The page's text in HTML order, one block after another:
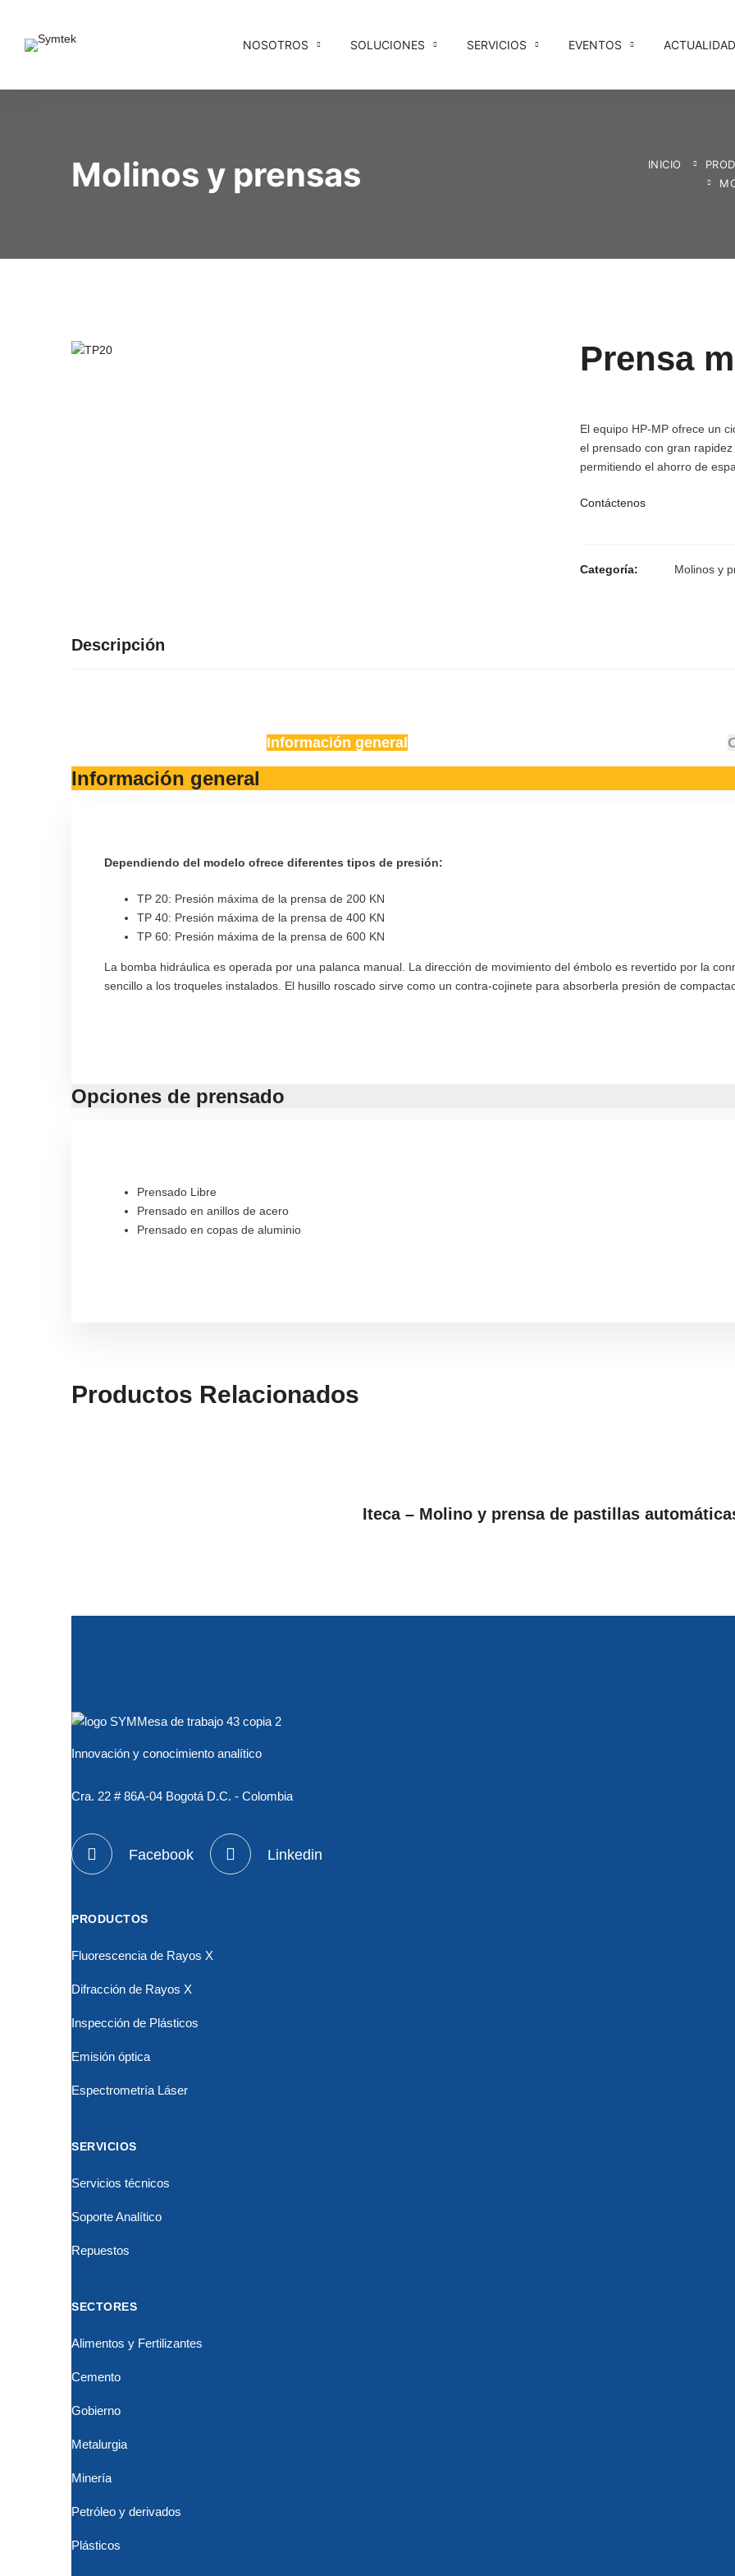
NOSOTROS SOLUCIONES SERVICIOS EVENTOS ACTUALIDAD
Molinos y prensas INICIO
Prensa
El equipo HP-MP ofrece un
el prensado con gran
permitiendo el ahorro de
Contáctenos
Categoría: Molinos y
Descripción
Información general
Información general
Dependiendo del modelo ofrece diferentes tipos de presión:
TP 20: Presión máxima de la prensa de 200 KN
TP 40: Presión máxima de la prensa de 400 KN
TP 60: Presión máxima de la prensa de 600 KN
La bomba hidráulica es operada por una palanca manual. La dirección de movimiento del émbolo es revertido por la
sencillo a los troqueles instalados. El husillo roscado sirve como un contra-cojinete para absorberla presión de
Opciones de prensado
Prensado Libre
Prensado en anillos de acero
Prensado en copas de aluminio
Productos Relacionados
Iteca – Molino y prensa de pastillas
Innovación y conocimiento analítico
Cra. 22 # 86A-04 Bogotá D.C. - Colombia
Facebook Linkedin
PRODUCTOS
Fluorescencia de Rayos X
Difracción de Rayos X
Inspección de Plásticos
Emisión óptica
Espectrometría Láser
SERVICIOS
Servicios técnicos
Soporte Analítico
Repuestos
SECTORES
Alimentos y Fertilizantes
Cemento
Gobierno
Metalurgia
Minería
Petróleo y derivados
Plásticos